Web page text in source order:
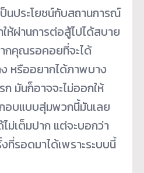
ประโยชน์กับสถานการณ์
ห้ผ่านการต่อสู้ไปได้สบาย
กคุณรอคอยที่จะได้
หรืออยากได้ภาพบาง
มันก็อาจจะไม่ออกให้
อบแบบสุ่มพวกนี้มันเลย
ม่เต็มปาก แต่จะบอกว่า
รอดมาได้เพราะระบบนี้